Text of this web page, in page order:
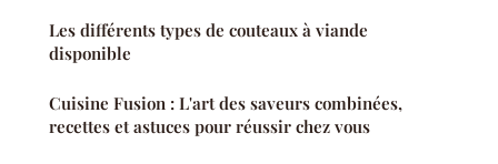
Les différents types de couteaux à viande
disponible
Cuisine Fusion : L'art des saveurs combinées,
recettes et astuces pour réussir chez vous